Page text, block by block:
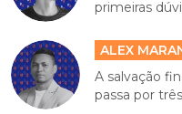
primeiras
ALEX
A salvação
passa por